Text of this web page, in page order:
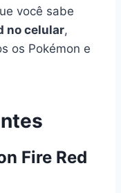
você sabe
no celular,
os Pokémon e
Fire Red